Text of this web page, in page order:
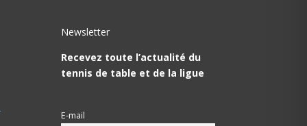
Newsletter
Recevez toute l’actualité du
tennis de table et de la ligue
E-mail